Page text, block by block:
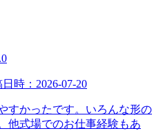
時： 2026-07-20
すかったです。いろんな形の
他式場でのお仕事経験もあ